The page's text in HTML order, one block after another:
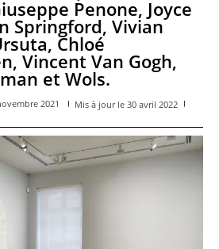
Penone, Joyce
Springford, Vivian
Chloé
Vincent Van Gogh,
et Wols.
2021 Mis à jour le 30 avril 2022